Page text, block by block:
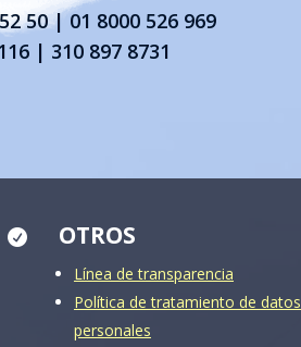
50| 01 8000 526 969
| 310 897 8731
 OTROS
Línea de transparencia
Política de tratamiento de datos
personales